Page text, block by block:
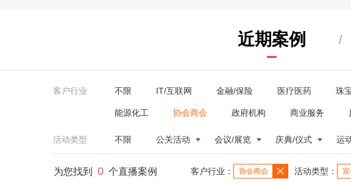
近期案例 /
客户行业 不限 IT/互联网 金融/保险 医疗医药 珠
能源化工 协会商会 政府机构 商业服务
活动类型 不限 公关活动 会议/展览 庆典/仪式 运
为您找到 0 个直播案例 客户行业： 协会商会 活动类型：